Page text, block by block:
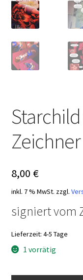
Zeichner
8,00 €
inkl. 7 % MwSt. zzgl.
signiert vom
Lieferzeit: 4-5 Tage
1 vorrätig